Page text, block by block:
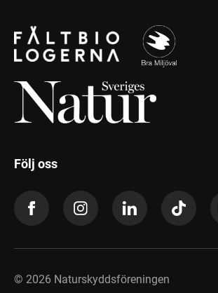
Följ oss
© 2026 Naturskyddsföreningen